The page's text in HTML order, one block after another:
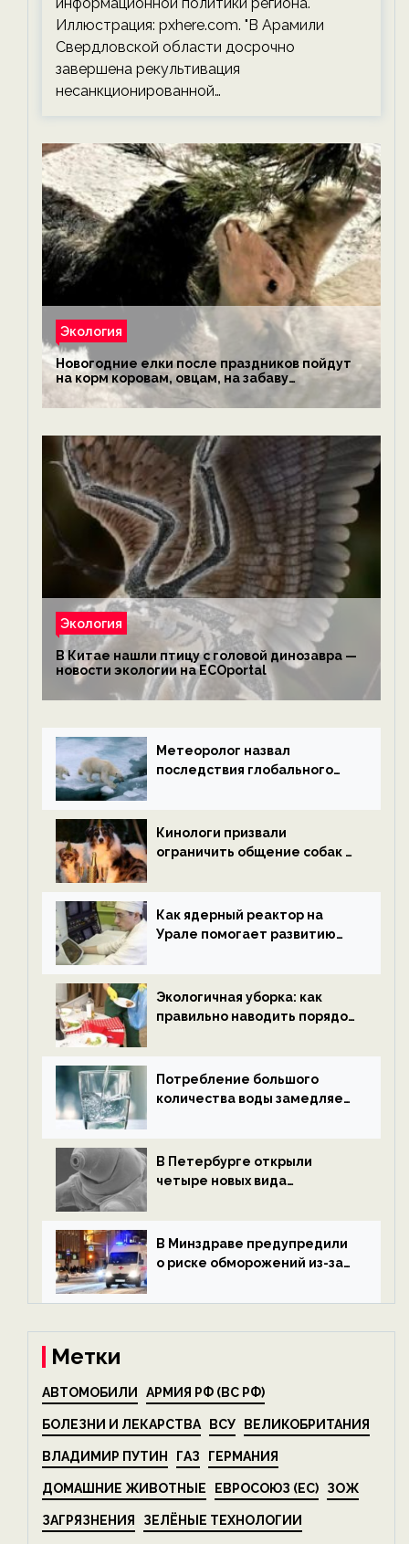
Иллюстрация: pxhere.com. "В Арамили
Свердловской области досрочно
завершена рекультивация
несанкционированной…
Экология
Новогодние елки после праздников пойдут
на корм коровам, овцам, на забаву
обезьянам, львам и леопардам — новости
экологии на ECOportal
Экология
В Китае нашли птицу с головой динозавра —
новости экологии на ECOportal
Метеоролог назвал
последствия глобального
ECOportal
Кинологи призвали
ограничить общение собак с
ECOportal
Как ядерный реактор на
Урале помогает развитию
ECOportal
Экологичная уборка: как
правильно наводить порядок
Потребление большого
количества воды замедляет
В Петербурге открыли
четыре новых вида
экологии на ECOportal
В Минздраве предупредили
о риске обморожений из-за
на ECOportal
Метки
АВТОМОБИЛИ АРМИЯ РФ (ВС РФ)
БОЛЕЗНИ И ЛЕКАРСТВА ВСУ ВЕЛИКОБРИТАНИЯ
ВЛАДИМИР ПУТИН ГАЗ ГЕРМАНИЯ
ДОМАШНИЕ ЖИВОТНЫЕ ЕВРОСОЮЗ (ЕС) ЗОЖ
ЗАГРЯЗНЕНИЯ ЗЕЛЁНЫЕ ТЕХНОЛОГИИ